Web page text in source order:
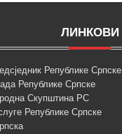
ЛИНКОВИ
Републике Српске
Републике Српске
Скупштина РС
Републике Српске